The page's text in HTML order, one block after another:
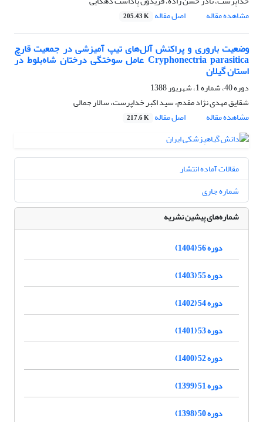
مشاهده مقاله
اصل مقاله 205.43 K
وضعیت باروری و پراکنش آلل‌های تیپ آمیزشی در جمعیت قارچ
Cryphonectria parasitica عامل سوختگی درختان شاه‌بلوط در
استان گیلان
دوره 40، شماره 1، شهریور 1388
شقایق مهدی نژاد مقدم، سید اکبر خداپرست، سالار جمالی
مشاهده مقاله
اصل مقاله 217.6 K
مقالات آماده انتشار
شماره جاری
شماره‌های پیشین نشریه
دوره 56 (1404)
دوره 55 (1403)
دوره 54 (1402)
دوره 53 (1401)
دوره 52 (1400)
دوره 51 (1399)
دوره 50 (1398)